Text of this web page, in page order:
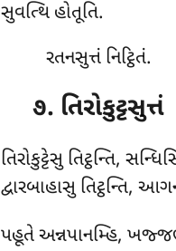
સુવત્થિ હોતૂતિ.
રતનસુત્તં નિટ્ઠિતં.
૭. તિરોકુટ્ટસુત્તં
તિરોકુટ્ટેસુતિટ્ઠન્તિ,
દ્વારબાહાસુ તિટ્ઠન્તિ,
પહૂતે અન્નપાનમ્હિ,